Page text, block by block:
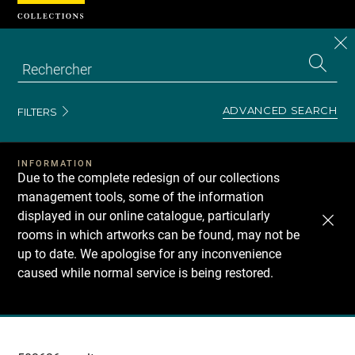
FILTERS ADVANCED SEARCH
INFORMATION
Due to the complete redesign of our collections
management tools, some of the information
displayed in our online catalogue, particularly
rooms in which artworks can be found, may not be
up to date. We apologise for any inconvenience
caused while normal service is being restored.
Recherche
Cookies management panel